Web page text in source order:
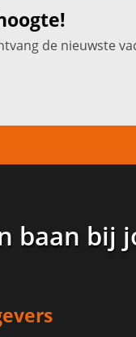
de nieuwste
baan bij